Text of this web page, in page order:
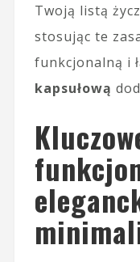
Twoją listą
stosując te
funkcjonalną i
kapsułową